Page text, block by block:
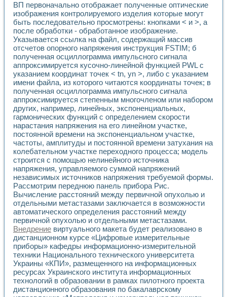
ВП первоначально отображает полученные оптические
изображения контролируемого изделия которые могут
быть последовательно просмотрены: кнопками < и >, а
после обработки - обработанное изображение.
Указывается ссылка на файл, содержащий массив
отсчетов опорного напряжения инструкция FSTIM; б
полученная осциллограмма импульсного сигнала
аппроксимируется кусочно-линейной функцией PWL с
указанием координат точек < tn, yn >, либо с указанием
имени файла, из которого читаются координаты точек; в
полученная осциллограмма импульсного сигнала
аппроксимируется степенным многочленом или набором
других, например, линейных, экспоненциальных,
гармонических функций с определением скорости
нарастания напряжения на его линейном участке,
постоянной времени на экспоненциальном участке,
частоты, амплитуды и постоянной времени затухания на
колебательном участке переходного процесса; модель
строится с помощью нелинейного источника
напряжения, управляемого суммой напряжений
независимых источников напряжения требуемой формы.
Рассмотрим переднюю панель прибора Рис.
Вычисление расстояний между первичной опухолью и
отдельными метастазами заключается в возможности
автоматического определения расстояний между
первичной опухолью и отдельными метастазами.
Внедрение виртуального макета будет реализовано в
дистанционном курсе «Цифровые измерительные
приборы» кафедры информационно-измерительной
техники Национального технического университета
Украины «КПИ», размещенного на информационных
ресурсах Украинского института информационных
технологий в образовании в рамках пилотного проекта
дистанционного образования по бакалаврскому